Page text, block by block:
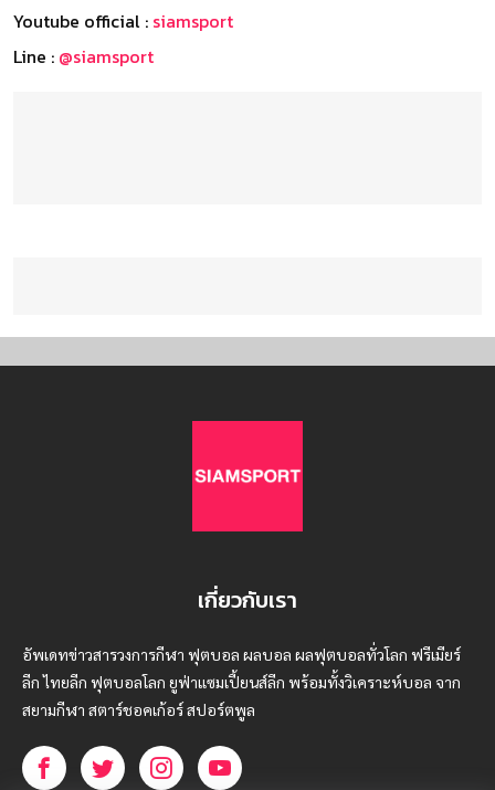
Youtube official : siamsport
Line : @siamsport
เกี่ยวกับเรา
อัพเดทข่าวสารวงการกีฬา ฟุตบอล ผลบอล ผลฟุตบอลทั่วโลก ฟรีเมียร์
ลีก ไทยลีก ฟุตบอลโลก ยูฟ่าแซมเปี้ยนส์ลีก พร้อมทั้งวิเคราะห์บอล จาก
สยามกีฬา สตาร์ชอคเก้อร์ สปอร์ตพูล